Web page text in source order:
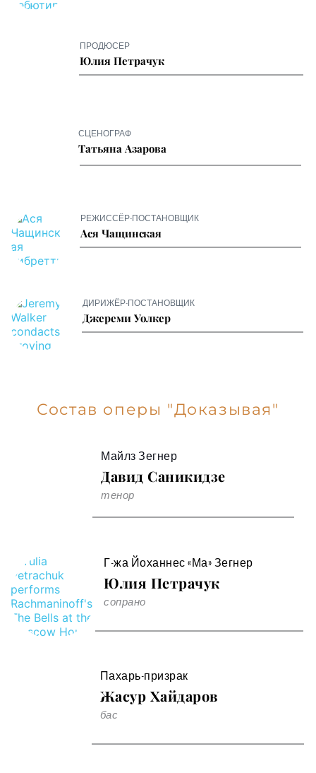
ПРОДЮСЕР
Юлия Петрачук
СЦЕНОГРАФ
Татьяна Азарова
РЕЖИССЁР-ПОСТАНОВЩИК
Ася Чащинская
ДИРИЖЁР-ПОСТАНОВЩИК
Джереми Уолкер
Состав оперы "Доказывая"
Майлз Зегнер
Давид Саникидзе
тенор
Г-жа Йоханнес «Ма» Зегнер
Юлия Петрачук
сопрано
Пахарь-призрак
Жасур Хайдаров
бас